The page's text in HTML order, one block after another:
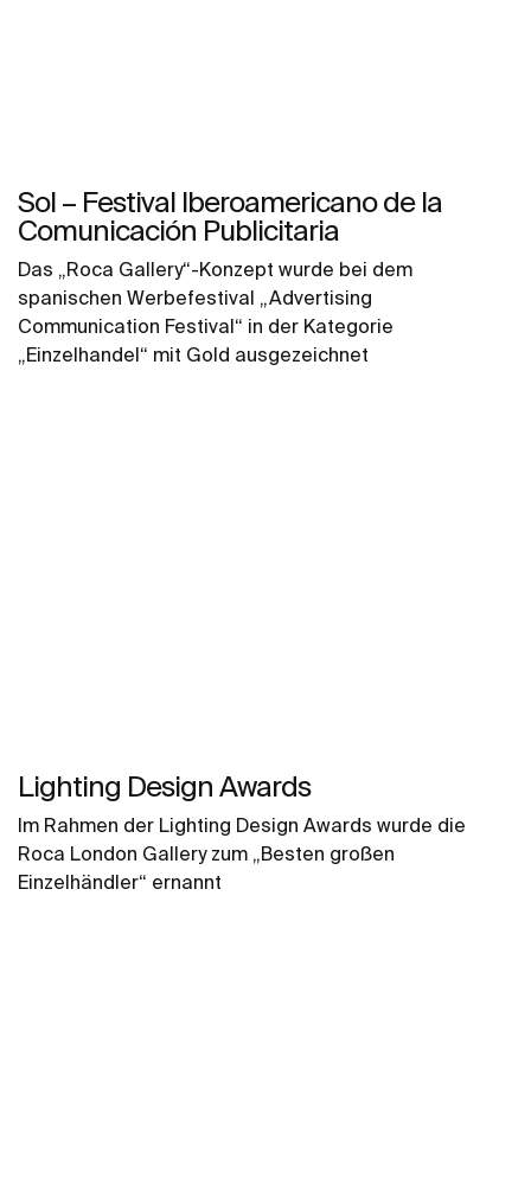
Sol – Festival Iberoamericano de la
Comunicación Publicitaria
Das „Roca Gallery“-Konzept wurde bei dem
spanischen Werbefestival „Advertising
Communication Festival“ in der Kategorie
„Einzelhandel“ mit Gold ausgezeichnet
Lighting Design Awards
Im Rahmen der Lighting Design Awards wurde die
Roca London Gallery zum „Besten großen
Einzelhändler“ ernannt